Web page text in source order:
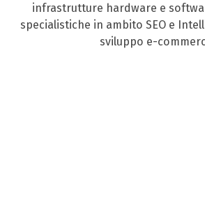
infrastrutture hardware e
specialistiche in ambito SEO e
sviluppo e-